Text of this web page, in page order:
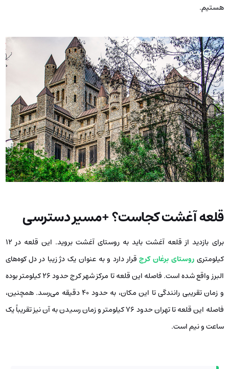
هستیم.
قلعه آغشت کجاست؟ +مسیر دسترسی
برای بازدید از قلعه آغشت باید به روستای آغشت بروید. این قلعه در ۱۲
کیلومتریروستای برغان کرجقرار دارد و به‌ عنوان یک دژ زیبا در دل کوه‌های
البرز واقع شده است. فاصله این قلعه تا مرکز شهر کرج حدود ۲۶ کیلومتر بوده
و زمان تقریبی رانندگی تا این مکان، به حدود ۴۰ دقیقه می‌رسد. همچنین،
فاصله این قلعه تا تهران حدود ۷۶ کیلومتر و زمان رسیدن به آن نیز تقریباً یک
ساعت و نیم است.